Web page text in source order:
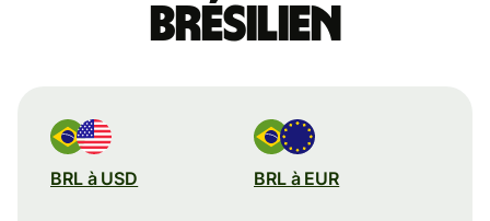
brésilien
BRL à USD BRL à EUR